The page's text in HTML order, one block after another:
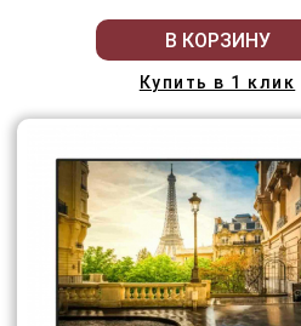
В КОРЗИНУ
Купить в 1 клик